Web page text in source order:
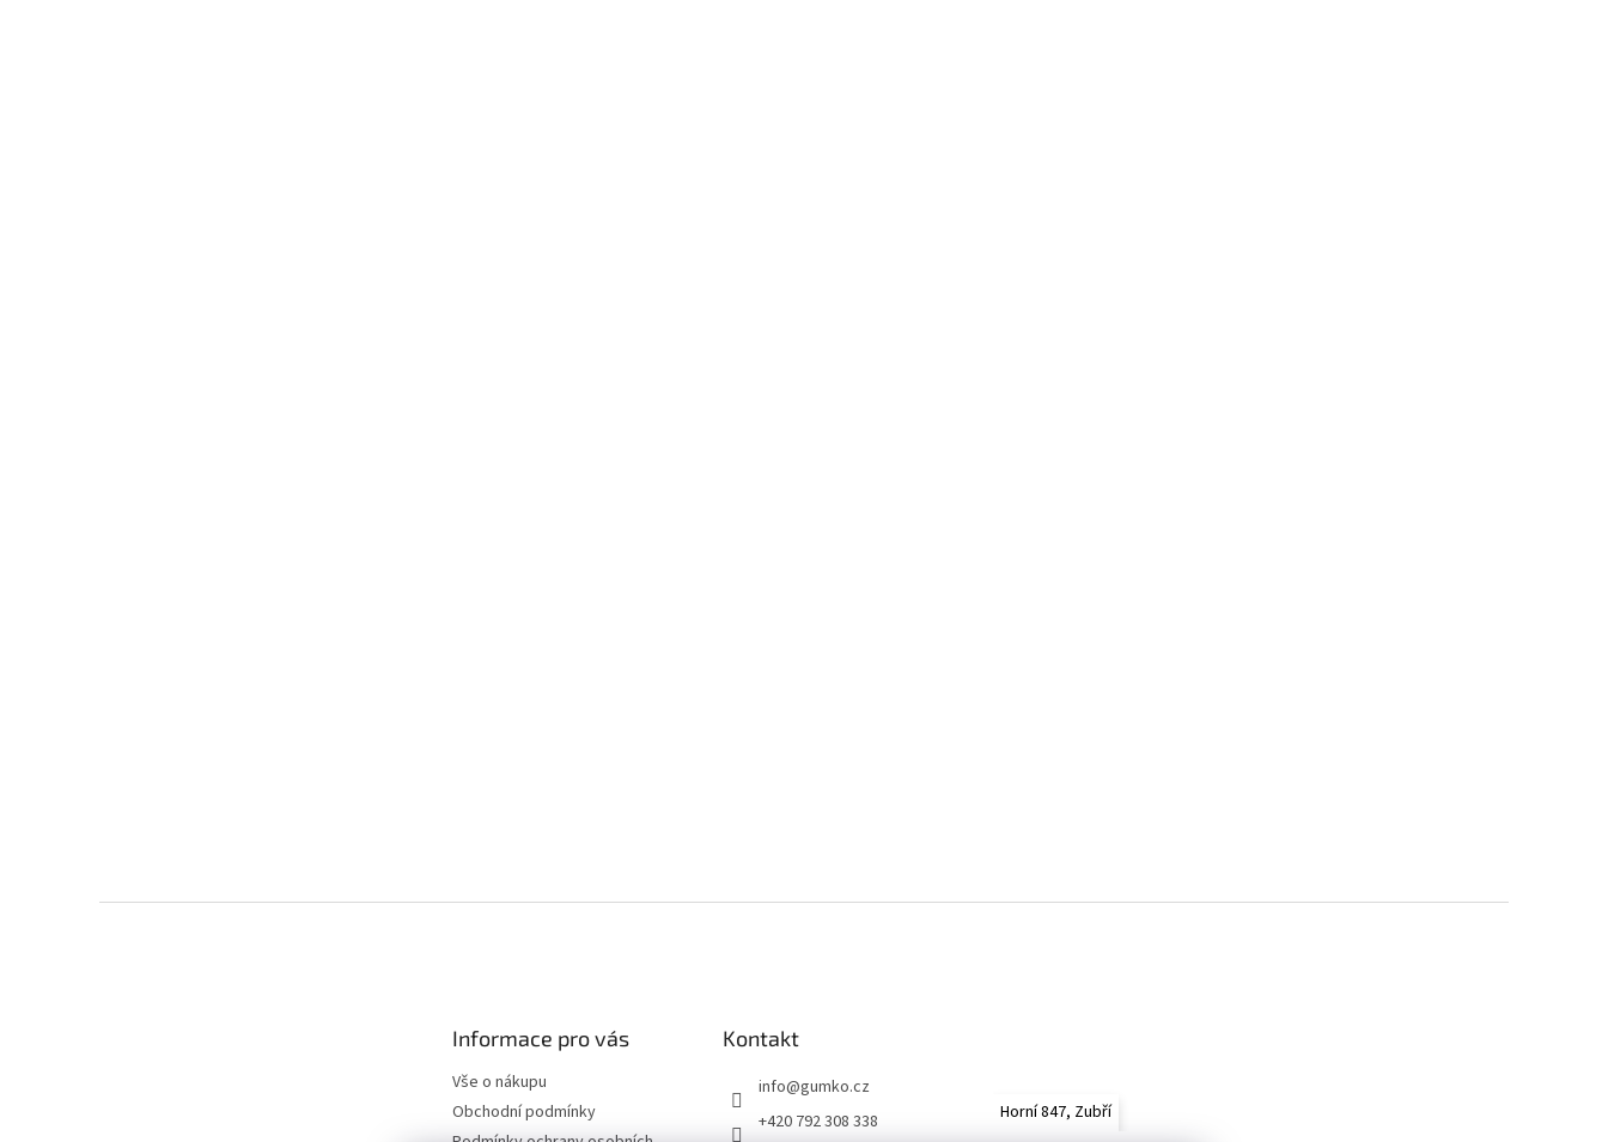
Informace pro vás
Vše o nákupu
Obchodní podmínky
Kontakt
info@gumko.cz
+420 792 308 338
Horní 847, Zubří